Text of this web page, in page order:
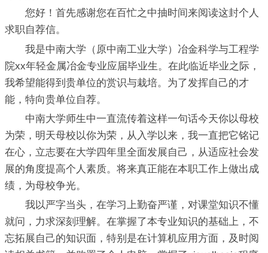
您好！首先感谢您在百忙之中抽时间来阅读这封个人
求职自荐信。
我是中南大学（原中南工业大学）冶金科学与工程学
院xx年轻金属冶金专业应届毕业生。在此临近毕业之际，
我希望能得到贵单位的赏识与栽培。为了发挥自己的才
能，特向贵单位自荐。
中南大学师生中一直流传着这样一句话今天你以母校
为荣，明天母校以你为荣，从入学以来，我一直把它铭记
在心，立志要在大学四年里全面发展自己，从适应社会发
展的角度提高个人素质。将来真正能在本职工作上做出成
绩，为母校争光。
我以严字当头，在学习上勤奋严谨，对课堂知识不懂
就问，力求深刻理解。在掌握了本专业知识的基础上，不
忘拓展自己的知识面，特别是在计算机应用方面，及时阅